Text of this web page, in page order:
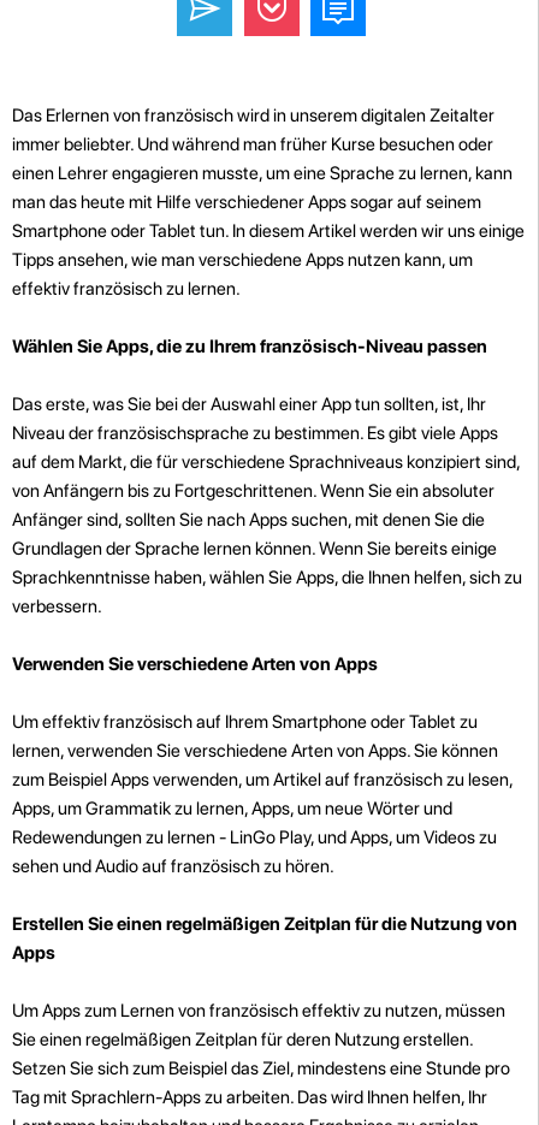
Das Erlernen von französisch wird in unserem digitalen Zeitalter
immer beliebter. Und während man früher Kurse besuchen oder
einen Lehrer engagieren musste, um eine Sprache zu lernen, kann
man das heute mit Hilfe verschiedener Apps sogar auf seinem
Smartphone oder Tablet tun. In diesem Artikel werden wir uns einige
Tipps ansehen, wie man verschiedene Apps nutzen kann, um
effektiv französisch zu lernen.
Wählen Sie Apps, die zu Ihrem französisch-Niveau passen
Das erste, was Sie bei der Auswahl einer App tun sollten, ist, Ihr
Niveau der französischsprache zu bestimmen. Es gibt viele Apps
auf dem Markt, die für verschiedene Sprachniveaus konzipiert sind,
von Anfängern bis zu Fortgeschrittenen. Wenn Sie ein absoluter
Anfänger sind, sollten Sie nach Apps suchen, mit denen Sie die
Grundlagen der Sprache lernen können. Wenn Sie bereits einige
Sprachkenntnisse haben, wählen Sie Apps, die Ihnen helfen, sich zu
verbessern.
Verwenden Sie verschiedene Arten von Apps
Um effektiv französisch auf Ihrem Smartphone oder Tablet zu
lernen, verwenden Sie verschiedene Arten von Apps. Sie können
zum Beispiel Apps verwenden, um Artikel auf französisch zu lesen,
Apps, um Grammatik zu lernen, Apps, um neue Wörter und
Redewendungen zu lernen - LinGo Play, und Apps, um Videos zu
sehen und Audio auf französisch zu hören.
Erstellen Sie einen regelmäßigen Zeitplan für die Nutzung von
Apps
Um Apps zum Lernen von französisch effektiv zu nutzen, müssen
Sie einen regelmäßigen Zeitplan für deren Nutzung erstellen.
Setzen Sie sich zum Beispiel das Ziel, mindestens eine Stunde pro
Tag mit Sprachlern-Apps zu arbeiten. Das wird Ihnen helfen, Ihr